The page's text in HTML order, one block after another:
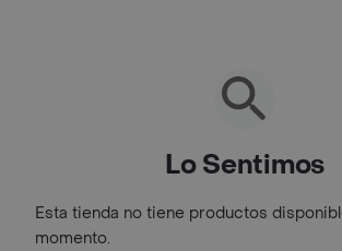
Lo Sentimos
Esta tienda no tiene productos
momento.